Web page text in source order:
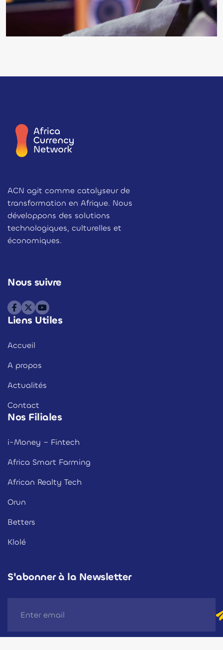
ACN agit comme catalyseur de
transformation en Afrique. Nous
développons des solutions
technologiques, culturelles et
économiques.
Nous suivre
Liens Utiles
Accueil
A propos
Actualités
Contact
Nos Filiales
i-Money – Fintech
Africa Smart Farming
African Realty Tech
Orun
Betters
Klolé
S'abonner à la Newsletter